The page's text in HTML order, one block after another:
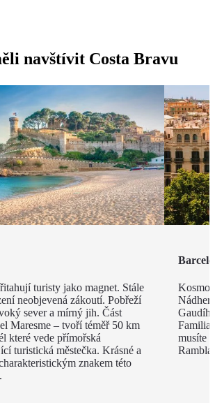
navštívit Costa Bravu
turisty jako magnet. Stále
neobjevená zákoutí. Pobřeží
sever a mírný jih. Část
Maresme – tvoří téměř 50 km
které vede přímořská
turistická městečka. Krásné a
znakem této
Familia
musíte